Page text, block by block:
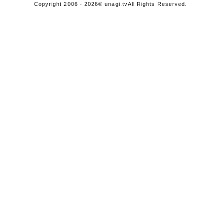
Copyright 2006 - 2026© unagi.tvAll Rights Reserved.